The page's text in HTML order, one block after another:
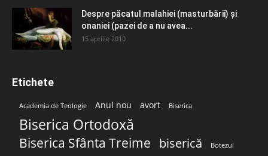
Despre păcatul malahiei (masturbării) şi
onaniei (pazei de a nu avea...
15 aprilie 2010
Etichete
Academia de Teologie Anul nou avort Biserica
Biserica Ortodoxă
Biserica Sfânta Treime biserică Botezul